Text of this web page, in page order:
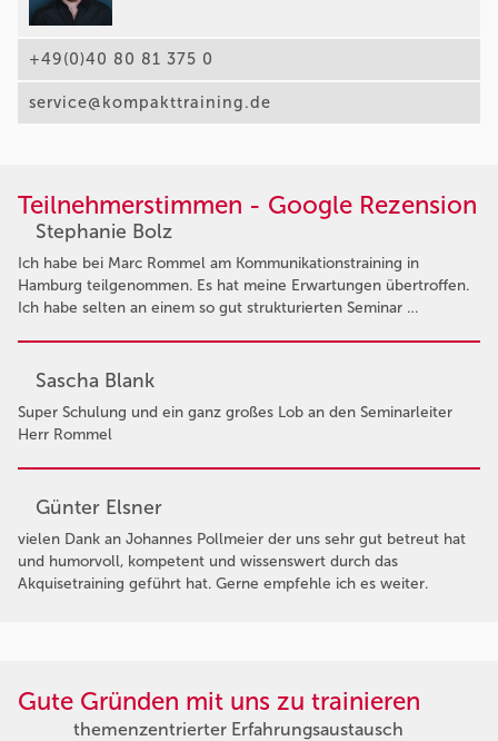
+49(0)40 80 81 375 0
service@kompakttraining.de
Teilnehmerstimmen - Google Rezension
Stephanie Bolz
Ich habe bei Marc Rommel am Kommunikationstraining in
Hamburg teilgenommen. Es hat meine Erwartungen übertroffen.
Ich habe selten an einem so gut strukturierten Seminar …
Sascha Blank
Super Schulung und ein ganz großes Lob an den Seminarleiter
Herr Rommel
Günter Elsner
vielen Dank an Johannes Pollmeier der uns sehr gut betreut hat
und humorvoll, kompetent und wissenswert durch das
Akquisetraining geführt hat. Gerne empfehle ich es weiter.
Gute Gründen mit uns zu trainieren
themenzentrierter Erfahrungsaustausch